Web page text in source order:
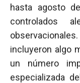
hasta agosto
controlados
incluyeron algo
un número
especializada